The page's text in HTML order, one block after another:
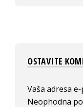
OSTAVITE
Vaša adresa
Neophodna